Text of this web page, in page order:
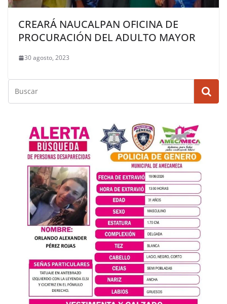
CREARÁ NAUCALPAN OFICINA DE
PROCURACIÓN DEL ADULTO MAYOR
30 agosto, 2023